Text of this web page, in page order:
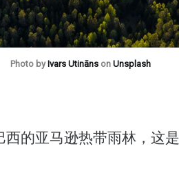
Photo by Ivars Utināns on Unsplash
的亚马逊热带雨林，这